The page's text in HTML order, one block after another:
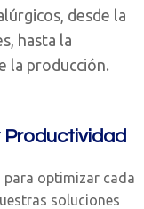
desde la
hasta la
la producción.
para optimizar cada
soluciones